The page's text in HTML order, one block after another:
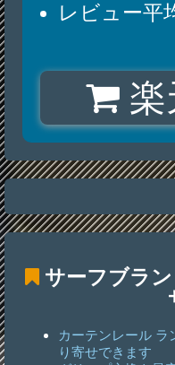
レビュー平
楽
サーフブラ
カーテンレール ラ
り寄せできます